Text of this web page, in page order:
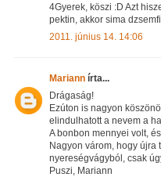
4Gyerek, köszi :D Azt
pektin, akkor sima
2011. június 14. 14:06
Mariann írta...
Drágaság!
Ezúton is nagyon
elindulhatott a nevem a
A bonbon mennyei volt,
Nagyon várom, hogy újra
nyereségvágyból, csak
Puszi, Mariann